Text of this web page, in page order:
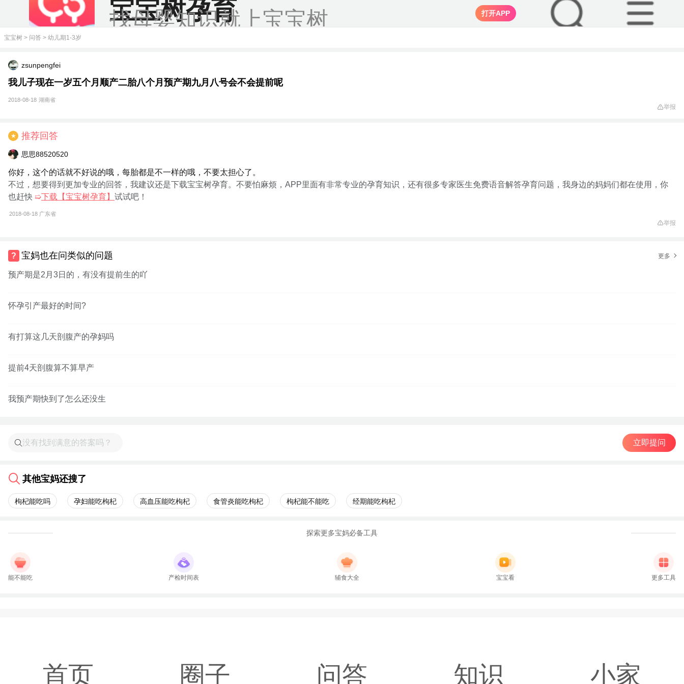
宝宝树孕育
找母婴知识就上宝宝树 打开APP
宝宝树 > 问答 > 幼儿期1-3岁
zsunpengfei
我儿子现在一岁五个月顺产二胎八个月预产期九月八号会不会提前呢
2018-08-18 湖南省
举报
★ 推荐回答
思思88520520
你好，这个的话就不好说的哦，每胎都是不一样的哦，不要太担心了。
不过，想要得到更加专业的回答，我建议还是下载宝宝树孕育。不要怕麻烦，APP里面有非常专业的孕育知识，还有很多专家医生免费语音解答孕育问题，我身边的妈妈们都在使用，你
也赶快 ➯下载【宝宝树孕育】 试试吧！
2018-08-18 广东省
举报
宝妈也在问类似的问题 更多
预产期是2月3日的，有没有提前生的吖
怀孕引产最好的时间?
有打算这几天剖腹产的孕妈吗
提前4天剖腹算不算早产
我预产期快到了怎么还没生
立即提问
其他宝妈还搜了
枸杞能吃吗 孕妇能吃枸杞 高血压能吃枸杞 食管炎能吃枸杞 枸杞能不能吃 经期能吃枸杞
探索更多宝妈必备工具
能不能吃 产检时间表 辅食大全 宝宝看 更多工具
首页 圈子 问答 知识 小家